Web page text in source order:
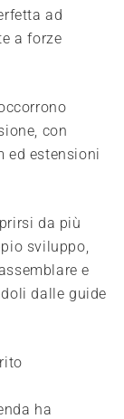
ad
a forze
con
ed estensioni
da più
sviluppo,
e
dalle guide
ha